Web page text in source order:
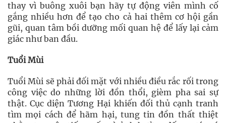
thay vì buông xuôi bạn hãy tự động viên mình cố
gắng nhiều hơn để tạo cho cả hai thêm cơ hội gần
gũi, quan tâm bồi dưỡng mối quan hệ để lấy lại cảm
giác như ban đầu.
Tuổi Mùi
Tuổi Mùi sẽ phải đối mặt với nhiều điều rắc rối trong
công việc do những lời đồn thổi, gièm pha sai sự
thật. Cục diện Tương Hại khiến đối thủ cạnh tranh
tìm mọi cách để hãm hại, tung tin đồn thất thiệt